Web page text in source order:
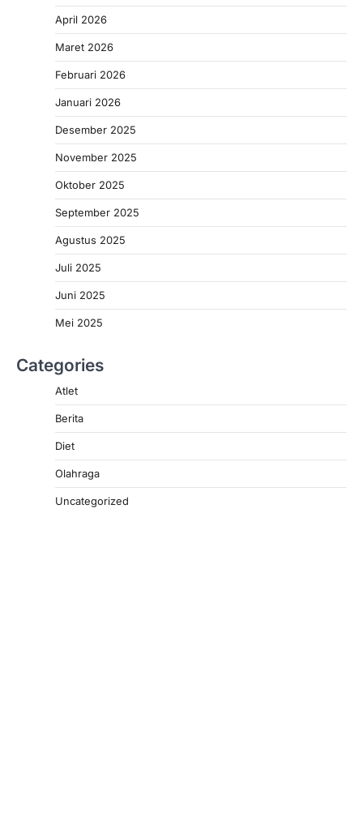
April 2026
Maret 2026
Februari 2026
Januari 2026
Desember 2025
November 2025
Oktober 2025
September 2025
Agustus 2025
Juli 2025
Juni 2025
Mei 2025
Categories
Atlet
Berita
Diet
Olahraga
Uncategorized